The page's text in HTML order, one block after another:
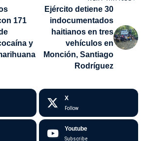
171
y
Ejército detiene 30
indocumentados
haitianos en tres
vehículos en
Monción, Santiago
Rodríguez
X
Follow
Youtube
Subscribe